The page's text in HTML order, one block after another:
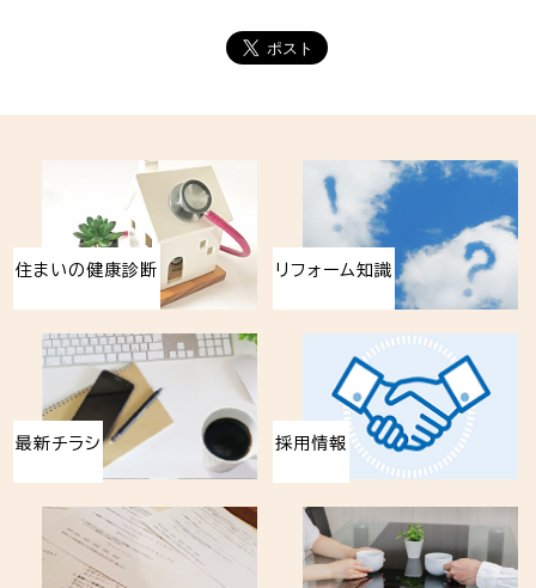
住まいの健康診断 リフォーム知識
最新チラシ 採用情報